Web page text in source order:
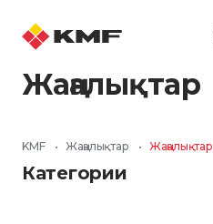
Жаңалықтар
KMF • Жаңалықтар • Жаңалықтар
Категории